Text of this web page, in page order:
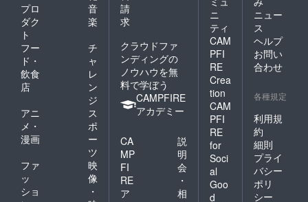
プロ
ダク
ト
音
楽
フー
ド・
飲食
店
チ
ャ
レ
ン
ジ
アニ
メ・
漫画
ス
ポ
ー
ツ
ファ
ッ
ショ
映
像
・
請
求
クラウドファ
ンディングの
ノウハウを無
料で学ぼう
CAMPFIRE
アカデミー
CA
MP
FI
RE
ア
説
明
会
・
相
ニ
ティ
CAM
PFI
RE
Crea
tion
CAM
PFI
RE
for
Soci
al
Goo
d
ニュー
ス
ヘルプ
お問い
合わせ
各種規定
利用規
約
細則
プライ
バシー
ポリ
シー